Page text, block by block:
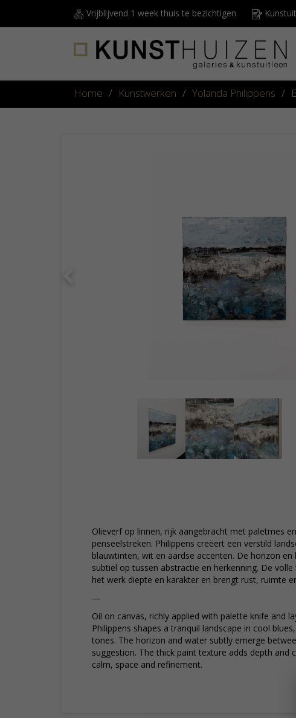
Vrijblijvend 1 week thuis te bezichtigen
Home / Kunstwerken / Yolanda Philippens /
Olieverf op linnen, rijk aangebracht met paletmes
penseelstreken. Philippens creëert een verstild
blauwtinten, wit en aardse accenten. De horizon
subtiel op tussen abstractie en herkenning. De
het werk diepte en karakter en brengt rust, ruimte
—
Oil on canvas, richly applied with palette knife and
Philippens shapes a tranquil landscape in cool
tones. The horizon and water subtly emerge
suggestion. The thick paint texture adds depth and
calm, space and refinement.